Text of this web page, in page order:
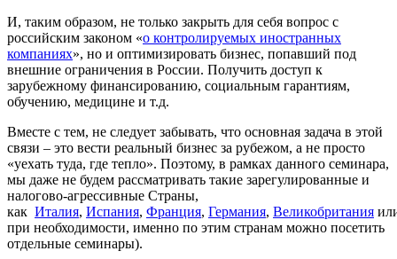
И, таким образом, не только закрыть для себя вопрос с
российским законом «о контролируемых иностранных
компаниях», но и оптимизировать бизнес, попавший под
внешние ограничения в России. Получить доступ к
зарубежному финансированию, социальным гарантиям,
обучению, медицине и т.д.
Вместе с тем, не следует забывать, что основная задача в этой
связи – это вести реальный бизнес за рубежом, а не просто
«уехать туда, где тепло». Поэтому, в рамках данного семинара,
мы даже не будем рассматривать такие зарегулированные и
налогово-агрессивные Страны,
как Италия, Испания, Франция, Германия, Великобритания
при необходимости, именно по этим странам можно посетить
отдельные семинары).